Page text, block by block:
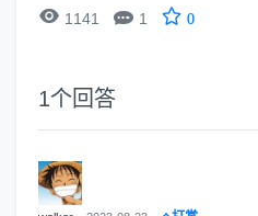
 1141  1 0
1个回答